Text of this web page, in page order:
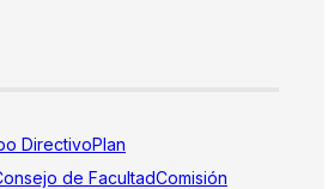
DirectivoPlan
de FacultadComisión